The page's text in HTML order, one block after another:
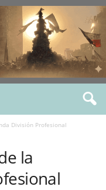
División Profesional
la